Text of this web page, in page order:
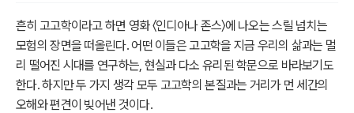
흔히 고고학이라고 하면 영화 〈인디아나 존스〉에 나오는 스릴 넘치는
모험의 장면을 떠올린다. 어떤 이들은 고고학을 지금 우리의 삶과는 멀
리 떨어진 시대를 연구하는, 현실과 다소 유리된 학문으로 바라보기도
한다. 하지만 두 가지 생각 모두 고고학의 본질과는 거리가 먼 세간의
오해와 편견이 빚어낸 것이다.